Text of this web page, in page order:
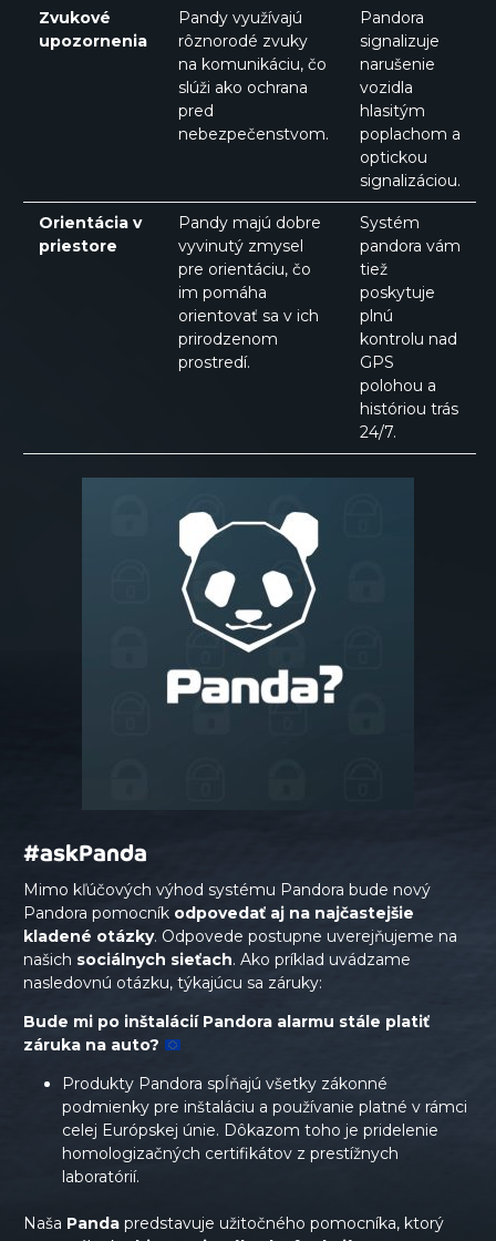
Zvukové
upozornenia
Pandy využívajú
rôznorodé zvuky
na komunikáciu, čo
slúži ako ochrana
pred
nebezpečenstvom.
Pandora
signalizuje
narušenie
vozidla
hlasitým
poplachom a
optickou
signalizáciou.
Orientácia v
priestore
Pandy majú dobre
vyvinutý zmysel
pre orientáciu, čo
im pomáha
orientovať sa v ich
prirodzenom
prostredí.
Systém
pandora vám
tiež
poskytuje
plnú
kontrolu nad
GPS
polohou a
históriou trás
24/7.
#askPanda
Mimo kľúčových výhod systému Pandora bude nový
Pandora pomocník odpovedať aj na najčastejšie
kladené otázky. Odpovede postupne uverejňujeme na
našich sociálnych sieťach. Ako príklad uvádzame
nasledovnú otázku, týkajúcu sa záruky:
Bude mi po inštalácií Pandora alarmu stále platiť
záruka na auto?
Produkty Pandora spĺňajú všetky zákonné
podmienky pre inštaláciu a používanie platné v rámci
celej Európskej únie. Dôkazom toho je pridelenie
homologizačných certifikátov z prestížnych
laboratórií.
Naša Panda predstavuje užitočného pomocníka, ktorý